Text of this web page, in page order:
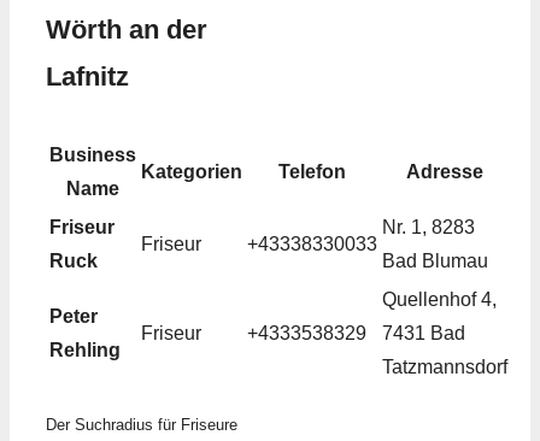
Wörth an der
Lafnitz
Business
Name
Kategorien Telefon Adresse
Friseur
Ruck
Friseur +43338330033
Nr. 1, 8283
Bad Blumau
Peter
Rehling
Friseur +4333538329
Quellenhof 4,
7431 Bad
Tatzmannsdorf
Der Suchradius für Friseure